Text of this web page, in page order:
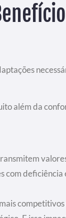
além da
com